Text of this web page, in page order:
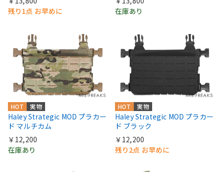
残り1点 お早めに
在庫あり
HOT 実物
Haley Strategic MOD プラカー
ド マルチカム
￥12,200
在庫あり
HOT 実物
Haley Strategic MOD プラカー
ド ブラック
￥12,200
残り2点 お早めに